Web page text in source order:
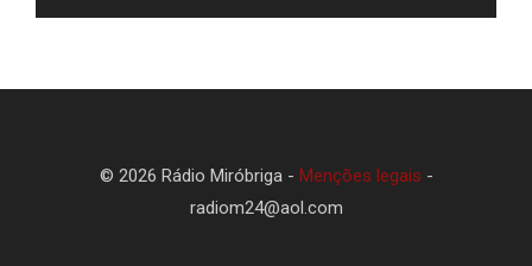
© 2026 Rádio Miróbriga - Menções legais -
radiom24@aol.com